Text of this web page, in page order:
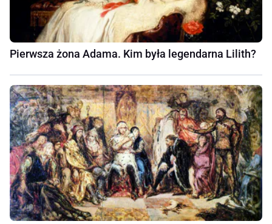
Pierwsza żona Adama. Kim była legendarna Lilith?